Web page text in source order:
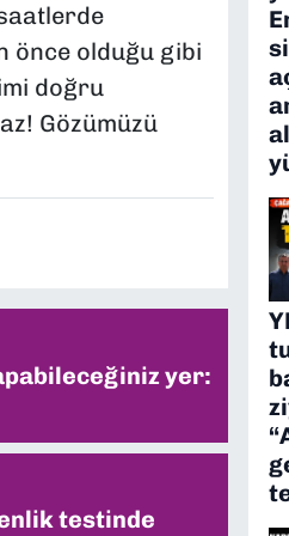
önce olduğu gibi
doğru
Gözümüzü
yer:
testinde